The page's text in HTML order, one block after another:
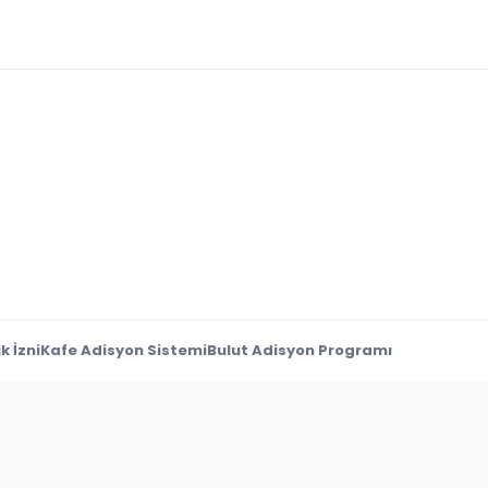
İzniKafe Adisyon SistemiBulut Adisyon Programı